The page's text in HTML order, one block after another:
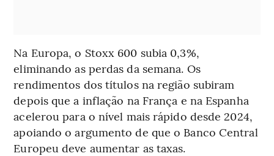
Na Europa, o Stoxx 600 subia 0,3%,
eliminando as perdas da semana. Os
rendimentos dos títulos na região subiram
depois que a inflação na França e na Espanha
acelerou para o nível mais rápido desde 2024,
apoiando o argumento de que o Banco Central
Europeu deve aumentar as taxas.